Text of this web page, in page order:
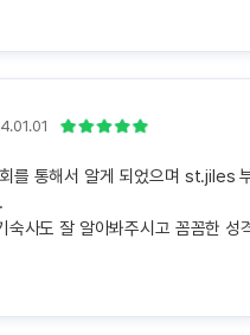
를 통해서 알게 되었으며 st.jiles
숙사도 잘 알아봐주시고 꼼꼼한